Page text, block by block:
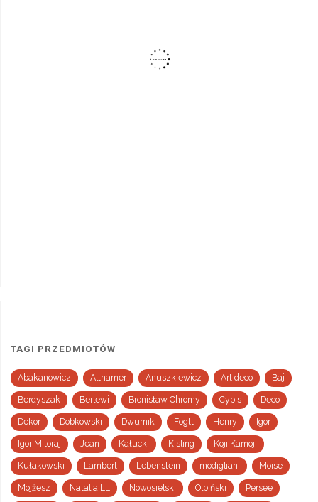
TAGI PRZEDMIOTÓW
Abakanowicz Althamer Anuszkiewicz Art deco Baj
Berdyszak Berlewi Bronisław Chromy Cybis Deco
Dekor Dobkowski Dwurnik Fogtt Henry Igor
Igor Mitoraj Jean Kałucki Kisling Koji Kamoji
Kułakowski Lambert Lebenstein modigliani Moise
Mojżesz Natalia LL Nowosielski Olbiński Persee